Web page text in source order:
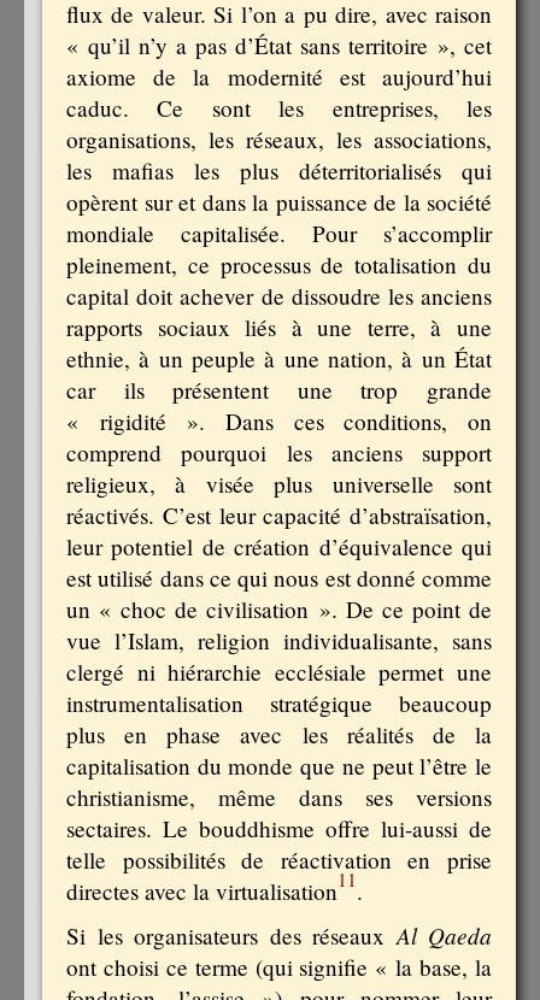
flux de valeur. Si l’on a pu dire, avec raison
« qu’il n’y a pas d’État sans territoire », cet
axiome de la modernité est aujourd’hui
caduc. Ce sont les entreprises, les
organisations, les réseaux, les associations,
les mafias les plus déterritorialisés qui
opèrent sur et dans la puissance de la société
mondiale capitalisée. Pour s’accomplir
pleinement, ce processus de totalisation du
capital doit achever de dissoudre les anciens
rapports sociaux liés à une terre, à une
ethnie, à un peuple à une nation, à un État
car ils présentent une trop grande
« rigidité ». Dans ces conditions, on
comprend pourquoi les anciens support
religieux, à visée plus universelle sont
réactivés. C’est leur capacité d’abstraïsation,
leur potentiel de création d’équivalence qui
est utilisé dans ce qui nous est donné comme
un « choc de civilisation ». De ce point de
vue l’Islam, religion individualisante, sans
clergé ni hiérarchie ecclésiale permet une
instrumentalisation stratégique beaucoup
plus en phase avec les réalités de la
capitalisation du monde que ne peut l’être le
christianisme, même dans ses versions
sectaires. Le bouddhisme offre lui-aussi de
telle possibilités de réactivation en prise
directes avec la virtualisation11 .
Si les organisateurs des réseaux Al Qaeda
ont choisi ce terme (qui signifie « la base, la